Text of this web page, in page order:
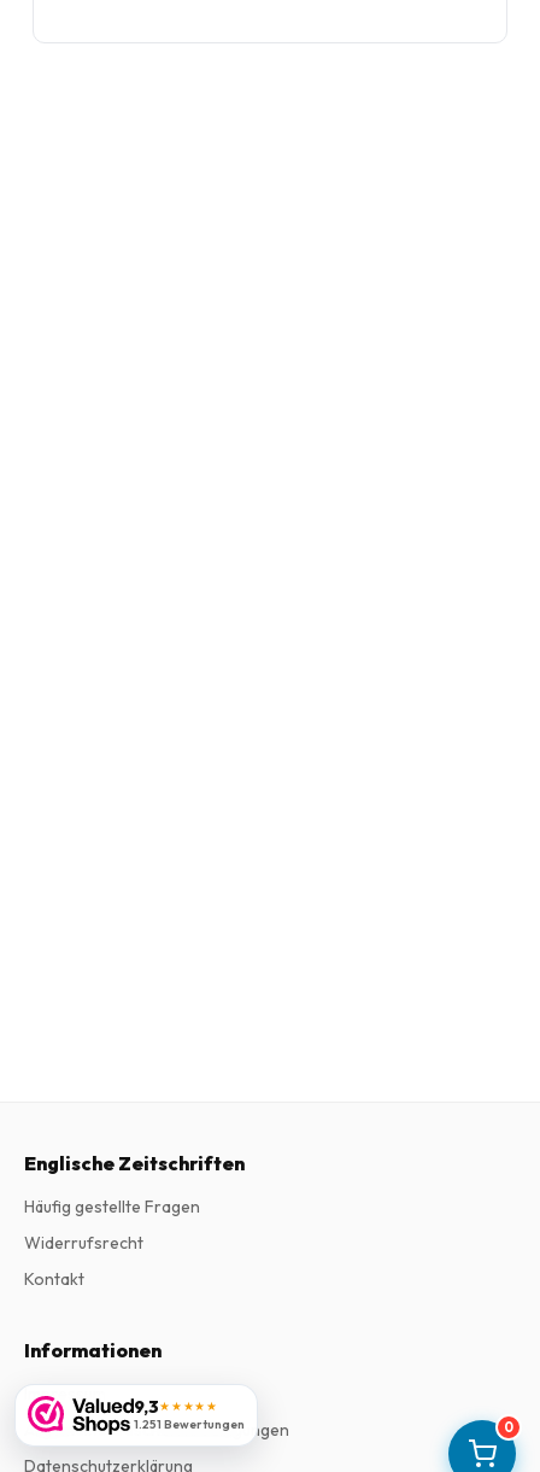
0
9,3★★★★★
1.251 Bewertungen
Englische Zeitschriften
Häufig gestellte Fragen
Widerrufsrecht
Kontakt
Informationen
Impressum
Allgemeine Geschäftsbedingungen
Datenschutzerklärung